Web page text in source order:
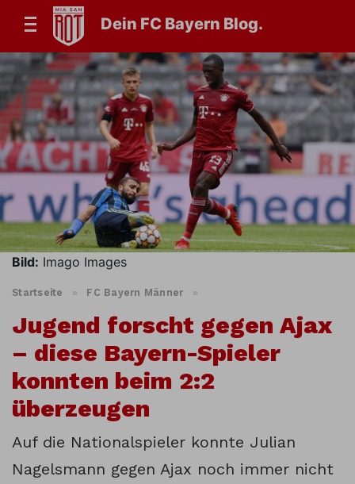
Dein FC Bayern Blog.
Bild: Imago Images
Startseite » FC Bayern Männer »
Jugend forscht gegen Ajax
– diese Bayern-Spieler
konnten beim 2:2
überzeugen
Auf die Nationalspieler konnte Julian
Nagelsmann gegen Ajax noch immer nicht